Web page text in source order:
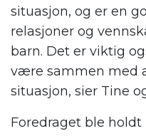
situasjon, og er en
relasjoner og
barn. Det er viktig
være sammen med
situasjon, sier Tine
Foredraget ble